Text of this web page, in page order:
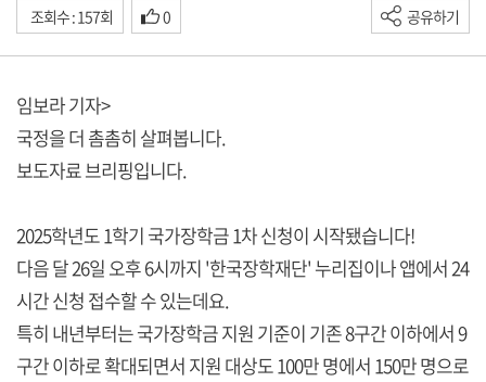
조회수 : 157회 0 공유하기
임보라 기자>
국정을 더 촘촘히 살펴봅니다.
보도자료 브리핑입니다.
2025학년도 1학기 국가장학금 1차 신청이 시작됐습니다!
다음 달 26일 오후 6시까지 '한국장학재단' 누리집이나 앱에서 24
시간 신청 접수할 수 있는데요.
특히 내년부터는 국가장학금 지원 기준이 기존 8구간 이하에서 9
구간 이하로 확대되면서 지원 대상도 100만 명에서 150만 명으로